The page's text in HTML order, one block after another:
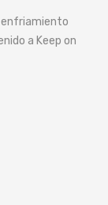
enfriamiento
a Keep on